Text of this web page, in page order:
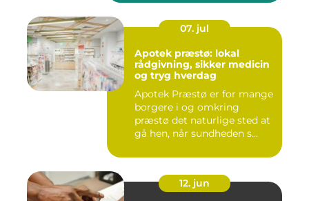
07. jul
Apotek præstø: lokal
rådgivning, sikker medicin
og tryg hverdag
Apotek Præstø er for mange
borgere i og omkring
præstø det naturlige sted at
gå hen, når sundheden s...
12. jun